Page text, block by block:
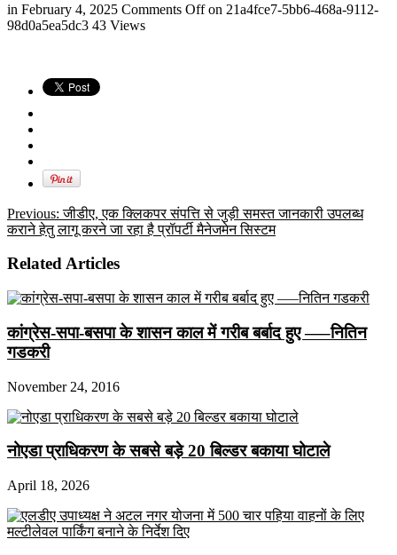
in February 4, 2025 Comments Offon 21a4fce7-5bb6-468a-9112-
98d0a5ea5dc3 43 Views
Previous: जीडीए, एक क्लिकपर संपत्ति से जुड़ी समस्त जानकारी उपलब्ध
कराने हेतु लागू करने जा रहा है प्रॉपर्टी मैनेजमेन सिस्टम
Related Articles
कांग्रेस-सपा-बसपा के शासन काल में गरीब बर्बाद हुए —–नितिन
गडकरी
November 24, 2016
नोएडा प्राधिकरण के सबसे बड़े 20 बिल्डर बकाया घोटाले
April 18, 2026